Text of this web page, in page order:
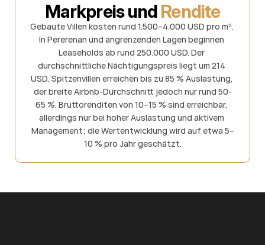
Markpreis und Rendite
Gebaute Villen kosten rund 1.500–4.000 USD pro m².
In Pererenan und angrenzenden Lagen beginnen
Leaseholds ab rund 250.000 USD. Der
durchschnittliche Nächtigungspreis liegt um 214
USD, Spitzenvillen erreichen bis zu 85 % Auslastung,
der breite Airbnb-Durchschnitt jedoch nur rund 50-
65 %. Bruttorenditen von 10–15 % sind erreichbar,
allerdings nur bei hoher Auslastung und aktivem
Management; die Wertentwicklung wird auf etwa 5–
10 % pro Jahr geschätzt.